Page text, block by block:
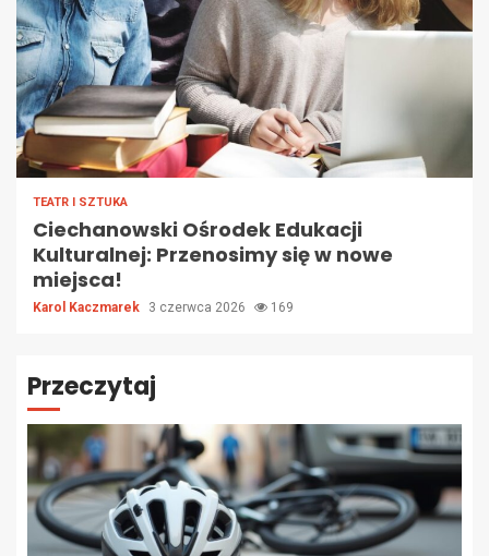
TEATR I SZTUKA
Ciechanowski Ośrodek Edukacji
Kulturalnej: Przenosimy się w nowe
miejsca!
Karol Kaczmarek 3 czerwca 2026 169
Przeczytaj